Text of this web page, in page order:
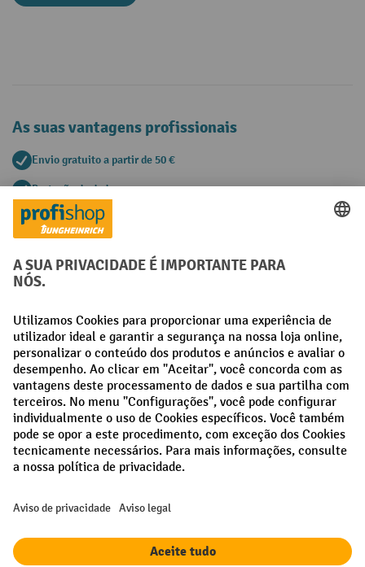
As suas vantagens profissionais
Envio gratuito a partir de 50 €
Proteção de dados segura
Aconselhamento pessoal de compra
Métodos de pagamento
Creditcard (Master)Creditcard (Visa)Pré-pagamento
Redes sociais
Facebook
LinkedIn
Instagram
Proteção de dados Definições de privacidade
Todos os preços excl. IVA maiscustos de envio